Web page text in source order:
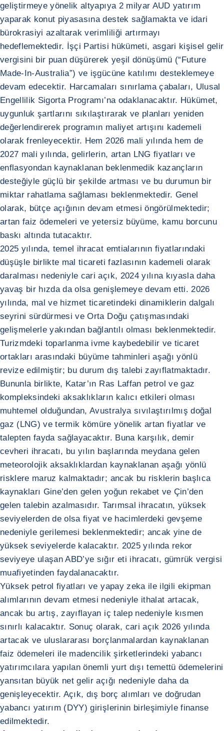
geliştirmeye yönelik altyapıya 2 milyar AUD yatırım
yaparak konut piyasasına destek sağlamakta ve idari
bürokrasiyi azaltarak verimliliği artırmayı
hedeflemektedir. İşçi Partisi hükümeti, asgari kişisel gelir
vergisini bir puan düşürerek yeşil dönüşümü (“Future
Made-In-Australia”) ve işgücüne katılımı desteklemeye
devam edecektir. Harcamaları sınırlama çabaları, Ulusal
Engellilik Sigorta Programı’na odaklanacaktır. Hükümet,
uygunluk şartlarını sıkılaştırarak ve planları yeniden
değerlendirerek programın maliyet artışını kademeli
olarak frenleyecektir. Hem 2026 mali yılında hem de
2027 mali yılında, gelirlerin, artan LNG fiyatları ve
enflasyondan kaynaklanan beklenmedik kazançların
desteğiyle güçlü bir şekilde artması ve bu durumun bir
miktar rahatlama sağlaması beklenmektedir. Genel
olarak, bütçe açığının devam etmesi öngörülmektedir;
artan faiz ödemeleri ve yetersiz büyüme, kamu borcunu
baskı altında tutacaktır.
2025 yılında, temel ihracat emtialarının fiyatlarındaki
düşüşle birlikte mal ticareti fazlasının kademeli olarak
daralması nedeniyle cari açık, 2024 yılına kıyasla daha
yavaş bir hızda da olsa genişlemeye devam etti. 2026
yılında, mal ve hizmet ticaretindeki dinamiklerin dalgalı
seyrini sürdürmesi ve Orta Doğu çatışmasındaki
gelişmelerle yakından bağlantılı olması beklenmektedir.
Turizmdeki toparlanma ivme kaybedebilir ve ticaret
ortakları arasındaki büyüme tahminleri aşağı yönlü
revize edilmiştir; bu durum dış talebi zayıflatmaktadır.
Bununla birlikte, Katar’ın Ras Laffan petrol ve gaz
kompleksindeki aksaklıkların kalıcı etkileri olması
muhtemel olduğundan, Avustralya sıvılaştırılmış doğal
gaz (LNG) ve termik kömüre yönelik artan fiyatlar ve
talepten fayda sağlayacaktır. Buna karşılık, demir
cevheri ihracatı, bu yılın başlarında meydana gelen
meteorolojik aksaklıklardan kaynaklanan aşağı yönlü
risklere maruz kalmaktadır; ancak bu risklerin başlıca
kaynakları Gine’den gelen yoğun rekabet ve Çin’den
gelen talebin azalmasıdır. Tarımsal ihracatın, yüksek
seviyelerden de olsa fiyat ve hacimlerdeki gevşeme
nedeniyle gerilemesi beklenmektedir; ancak yine de
yüksek seviyelerde kalacaktır. 2025 yılında rekor
seviyeye ulaşan ABD’ye sığır eti ihracatı, gümrük vergisi
muafiyetinden faydalanacaktır.
Yüksek petrol fiyatları ve yapay zeka ile ilgili ekipman
alımlarının devam etmesi nedeniyle ithalat artacak,
ancak bu artış, zayıflayan iç talep nedeniyle kısmen
sınırlı kalacaktır. Sonuç olarak, cari açık 2026 yılında
artacak ve uluslararası borçlanmalardan kaynaklanan
faiz ödemeleri ile madencilik şirketlerindeki yabancı
yatırımcılara yapılan önemli yurt dışı temettü ödemelerini
yansıtan büyük net gelir açığı nedeniyle daha da
genişleyecektir. Açık, dış borç alımları ve doğrudan
yabancı yatırım (DYY) girişlerinin birleşimiyle finanse
edilmektedir.